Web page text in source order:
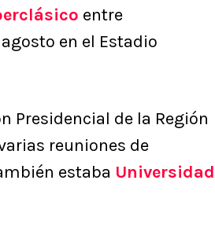
entre
en el Estadio
Presidencial de la Región
reuniones de
estaba Universidad